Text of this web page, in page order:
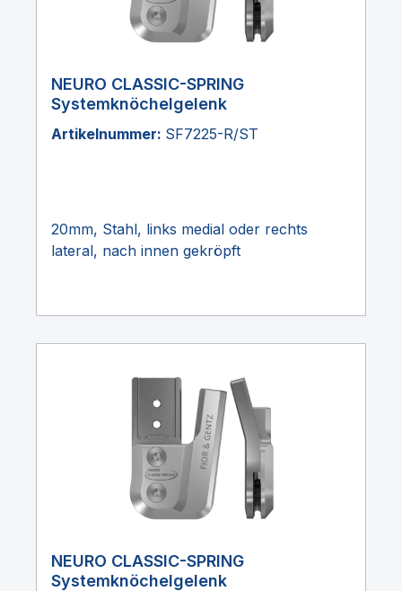
NEURO CLASSIC-SPRING
Systemknöchelgelenk
Artikelnummer: SF7225-R/ST
20mm, Stahl, links medial oder rechts
lateral, nach innen gekröpft
NEURO CLASSIC-SPRING
Systemknöchelgelenk